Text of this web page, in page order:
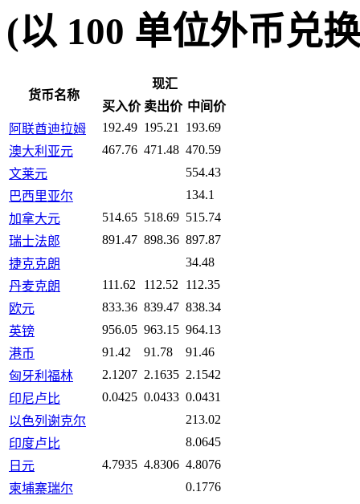
(以 100 单位外币兑
货币名称
现汇
买入价 卖出价 中间价
阿联酋迪拉姆
192.49 195.21
193.69
澳大利亚元
467.76 471.48 470.59
文莱元
554.43
巴西里亚尔
134.1
加拿大元
514.65 518.69 515.74
瑞士法郎
891.47 898.36 897.87
捷克克朗
34.48
丹麦克朗
111.62 112.52
112.35
欧元
833.36 839.47 838.34
英镑
956.05 963.15 964.13
港币
91.42 91.78
91.46
匈牙利福林
2.1207 2.1635 2.1542
印尼卢比
0.0425 0.0433 0.0431
以色列谢克尔
213.02
印度卢比
8.0645
日元
4.7935 4.8306 4.8076
柬埔寨瑞尔
0.1776